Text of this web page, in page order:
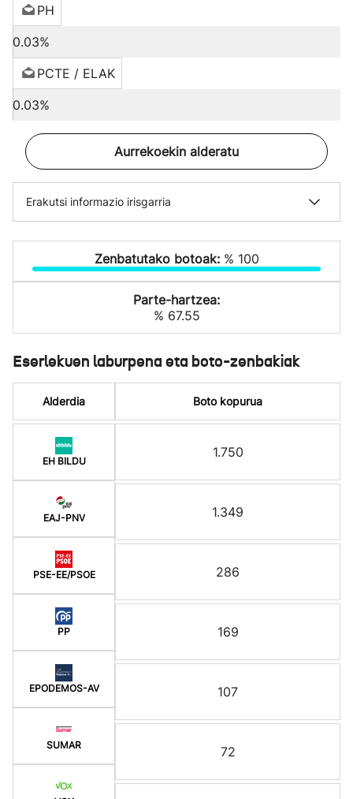
PH
0.03%
PCTE / ELAK
0.03%
Aurrekoekin alderatu
Erakutsi informazio irisgarria
Zenbatutako botoak: % 100
Parte-hartzea:
% 67.55
Eserlekuen laburpena eta boto-zenbakiak
Alderdia
EH BILDU
EAJ-PNV
PSE-EE/PSOE
PP
EPODEMOS-AV
SUMAR
Boto kopurua
1.750
1.349
286
169
107
72